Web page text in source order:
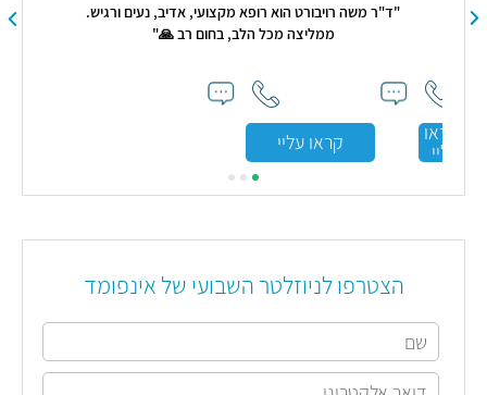
קראו
"ד"ר משה רויבורט הוא רופא מקצועי, אדיב, נעים ורגיש.
ממליצה מכל הלב, בחום רב 🙏"
קראו עליי
הצטרפו לניוזלטר השבועי של אינפומד